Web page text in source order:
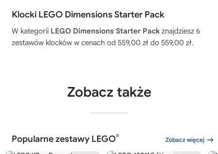
Klocki LEGO Dimensions Starter Pack
W kategorii LEGO Dimensions Starter Pack znajdziesz 6
zestawów klocków w cenach od 559,00 zł do 559,00 zł.
Zobacz także
Popularne zestawy LEGO® Zobacz więcej